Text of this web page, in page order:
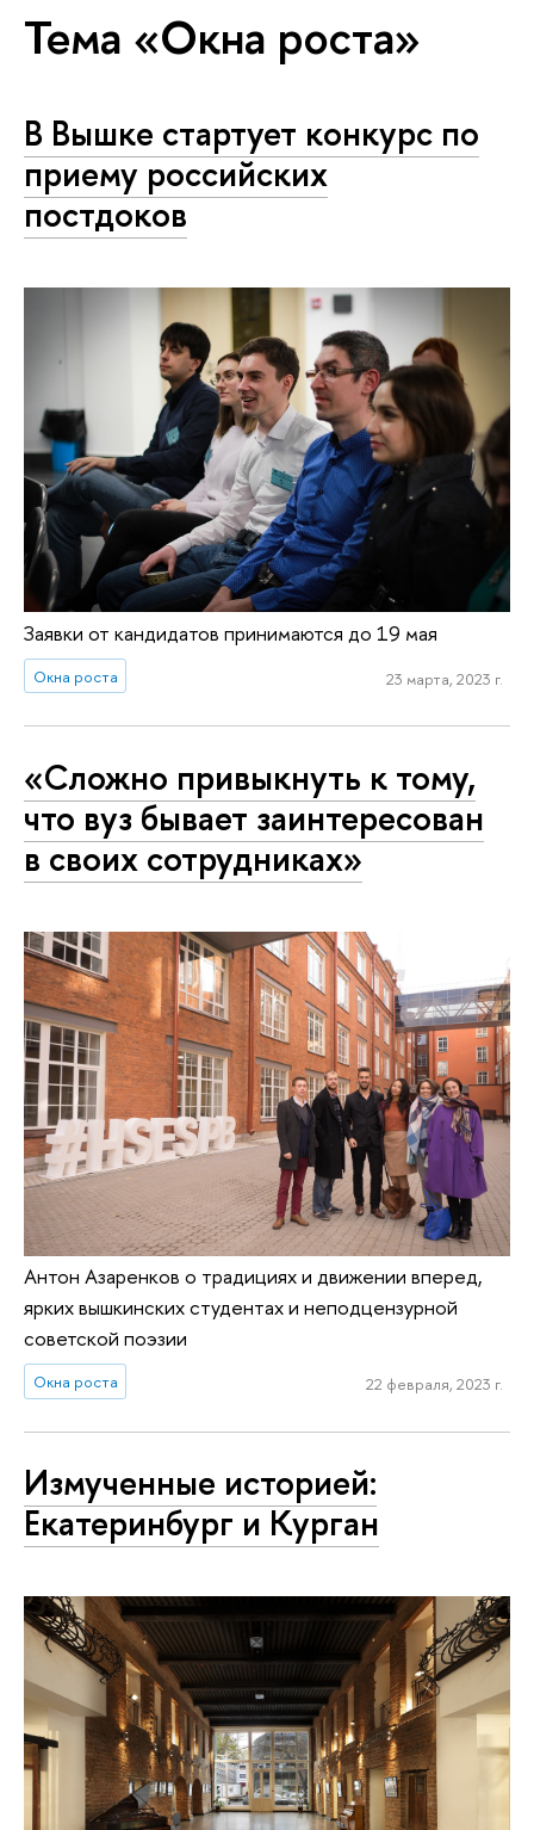
Тема «Окна роста»
В Вышке стартует конкурс по
приему российских
постдоков
Заявки от кандидатов принимаются до 19 мая
Окна роста 23 марта, 2023 г.
«Сложно привыкнуть к тому,
что вуз бывает заинтересован
в своих сотрудниках»
Антон Азаренков о традициях и движении вперед,
ярких вышкинских студентах и неподцензурной
советской поэзии
Окна роста 22 февраля, 2023 г.
Измученные историей:
Екатеринбург и Курган